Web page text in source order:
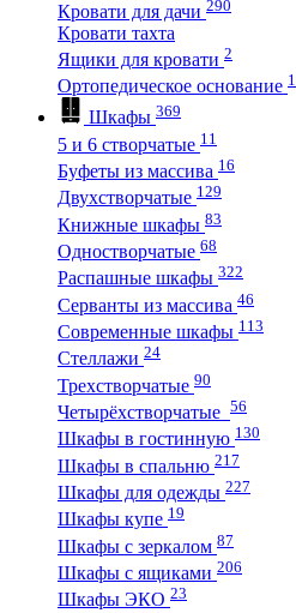
Кровати для дачи 290
Кровати тахта
Ящики для кровати 2
Ортопедическое основание 1
Шкафы 369
5 и 6 створчатые 11
Буфеты из массива 16
Двухстворчатые 129
Книжные шкафы 83
Одностворчатые 68
Распашные шкафы 322
Серванты из массива 46
Современные шкафы 113
Стеллажи 24
Трехстворчатые 90
Четырёхстворчатые 56
Шкафы в гостинную 130
Шкафы в спальню 217
Шкафы для одежды 227
Шкафы купе 19
Шкафы с зеркалом 87
Шкафы с ящиками 206
Шкафы ЭКО 23